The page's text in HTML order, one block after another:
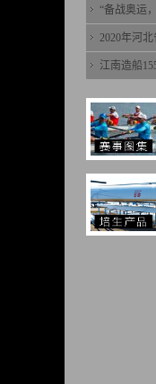
“备战奥运
2020年河
江南造船